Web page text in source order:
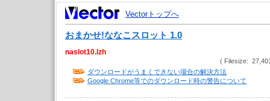
Vectorトップへ
おまかせ!ななこスロット 1.0
naslot10.lzh
( Filesize:
ダウンロードがうまくできない場合の解決方法
Google Chrome等でのダウンロード時の警告について